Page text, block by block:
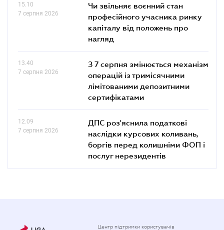
15.10
7 серпня 2026
Чи звільняє воєнний стан
професійного учасника ринку
капіталу від положень про
нагляд
13.40
7 серпня 2026
З 7 серпня змінюється механізм
операцій із тримісячними
лімітованими депозитними
сертифікатами
12.09
7 серпня 2026
ДПС роз'яснила податкові
наслідки курсових коливань,
боргів перед колишніми ФОП і
послуг нерезидентів
Центр підтримки користувачів